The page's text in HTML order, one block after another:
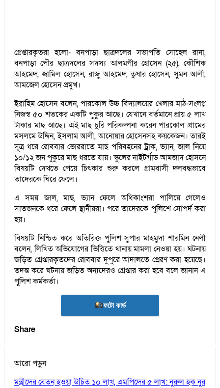
গ্রেপ্তারকৃতরা হলো- বনপাড়া ছাত্রদলের সভাপতি সোহেল রানা,
বনপাড়া পৌর ছাত্রদলের সদস্য আলমগীর হোসেন (২৫), কৌশিক
আহমেদ, জামিল হোসেন, রাজু আহমেদ, তুষার হোসেন, সুমন আলী,
আমজেল হোসেন প্রমুখ।
ইব্রাহিম হোসেন বলেন, পারকোল উচ্চ বিদ্যালয়ের খেলার মাঠ-সংলগ্ন
নিজস্ব ৫০ শতকের একটি পুকুর আছে। যেখানে বর্তমানে প্রায় ৫ লাখ
টাকার মাছ আছে। এই মাছ চুরি পরিকল্পনা করেন পারকোল গ্রামের
মসলমে উদ্দিন, ইসলাম আলী, আনোয়ার হোসেনসহ কয়কেজন। তারই
সূত্র ধরে রোববার ভোররাতে মাছ পরিবহনের ট্রাক, ভ্যান, জাল নিয়ে
১০/১২ জন পুকুরে মাছ ধরতে যায়। স্কুলের নাইটর্গাড আমজাদ হোসনে
বিষয়টি দেখতে পেয়ে চিৎকার শুরু করলে গ্রামবাসী দলবদ্ধভাবে
তাদেরকে ঘিরে ফেলে।
এ সময় জাল, মাছ, ভ্যান ফেলে অধিকাংশরা পালিয়ে গেলেও
সাতজনকে ধরে ফেলে স্থানীয়রা। পরে তাদেরকে পুলিশে সোপর্দ করা
হয়।
বিষয়টি নিশ্চিত করে অতিরিক্ত পুলিশ সুপার মাহমুদা শারমিন নেলী
বলেন, লিখিত অভিযোগের ভিত্তিতে থানায় মামলা নেওয়া হয়। ঘটনায়
জড়িত গ্রেপ্তারকৃতদের রোববার দুপুরে আদালতে প্রেরণ করা হয়েছে।
তদন্ত করে ঘটনায় জড়িত অন্যদেরও গ্রেপ্তার করা হবে বলে জানান এ
পুলিশ কর্মকর্তা।
ফটো কার্ড
Share
আরো পড়ুন
মন্ত্রীদের বেতন হওয়া উচিত ১০ লাখ, এমপিদের ৫ লাখ: নুরুল হক নুর